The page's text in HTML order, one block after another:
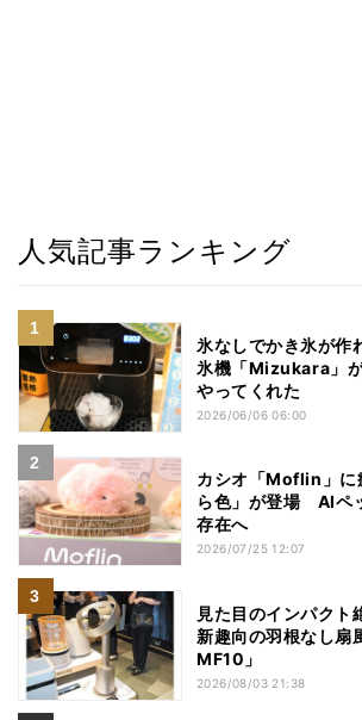
人気記事ランキング
氷なしでかき氷が作
氷機「Mizukara」
やってくれた
2026/06/06 06:00
カシオ「Moflin」に
ら色」が登場 AIペ
存在へ
2026/07/25 12:07
見た目のインパク
新趣向の羽根なし扇
MF10」
2026/08/03 21:38